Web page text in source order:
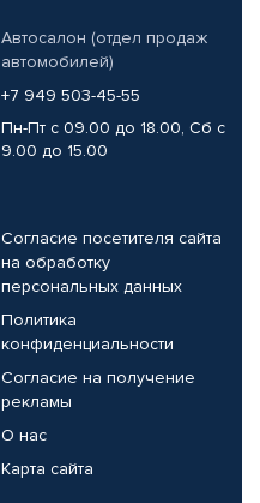
Автосалон (отдел продаж
автомобилей)
+7 949 503-45-55
Пн-Пт с 09.00 до 18.00, Сб с
9.00 до 15.00
Согласие посетителя сайта
на обработку
персональных данных
Политика
конфиденциальности
Согласие на получение
рекламы
О нас
Карта сайта